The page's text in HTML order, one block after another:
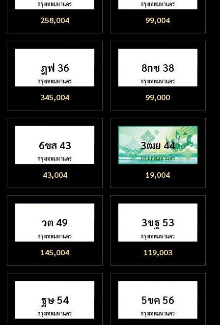
258,004 99,004
ฎฟ 36
345,004
8กช 38
99,000
6ขส 43
43,004
3ฒย 44
19,004
วต 49
145,004
3ขฐ 53
119,003
ฐษ 54 5ขค 56